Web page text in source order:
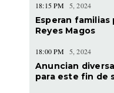
18:15 PM 5, 2024
Esperan
Reyes Magos
18:00 PM 5, 2024
Anuncian
para este fin de